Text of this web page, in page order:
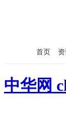
首页
中华网